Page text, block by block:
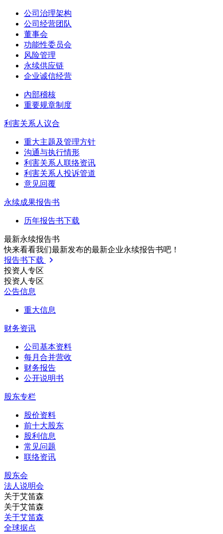
公司治理架构
公司经营团队
董事会
功能性委员会
风险管理
永续供应链
企业诚信经营
內部稽核
重要规章制度
利害关系人议合
重大主题及管理方针
沟通与执行情形
利害关系人联络资讯
利害关系人投诉管道
意见回覆
永续成果报告书
历年报告书下载
最新永续报告书
快来看看我们最新发布的最新企业永续报告书吧！
报告书下载
投资人专区
投资人专区
公告信息
重大信息
财务资讯
公司基本资料
每月合并营收
财务报告
公开说明书
股东专栏
股价资料
前十大股东
股利信息
常见问题
联络资讯
股东会
法⼈说明会
关于艾笛森
关于艾笛森
关于艾笛森
全球据点